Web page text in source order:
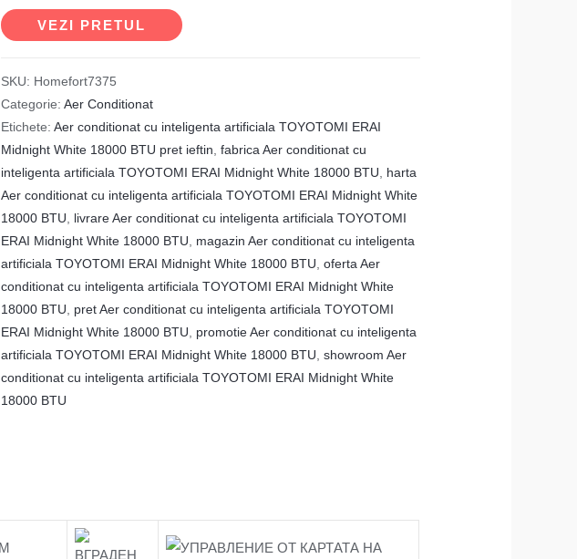
VEZI PRETUL
SKU: Homefort7375
Categorie: Aer Conditionat
Etichete: Aer conditionat cu inteligenta artificiala TOYOTOMI ERAI
Midnight White 18000 BTU pret ieftin, fabrica Aer conditionat cu
inteligenta artificiala TOYOTOMI ERAI Midnight White 18000 BTU, harta
Aer conditionat cu inteligenta artificiala TOYOTOMI ERAI Midnight White
18000 BTU, livrare Aer conditionat cu inteligenta artificiala TOYOTOMI
ERAI Midnight White 18000 BTU, magazin Aer conditionat cu inteligenta
artificiala TOYOTOMI ERAI Midnight White 18000 BTU, oferta Aer
conditionat cu inteligenta artificiala TOYOTOMI ERAI Midnight White
18000 BTU, pret Aer conditionat cu inteligenta artificiala TOYOTOMI
ERAI Midnight White 18000 BTU, promotie Aer conditionat cu inteligenta
artificiala TOYOTOMI ERAI Midnight White 18000 BTU, showroom Aer
conditionat cu inteligenta artificiala TOYOTOMI ERAI Midnight White
18000 BTU